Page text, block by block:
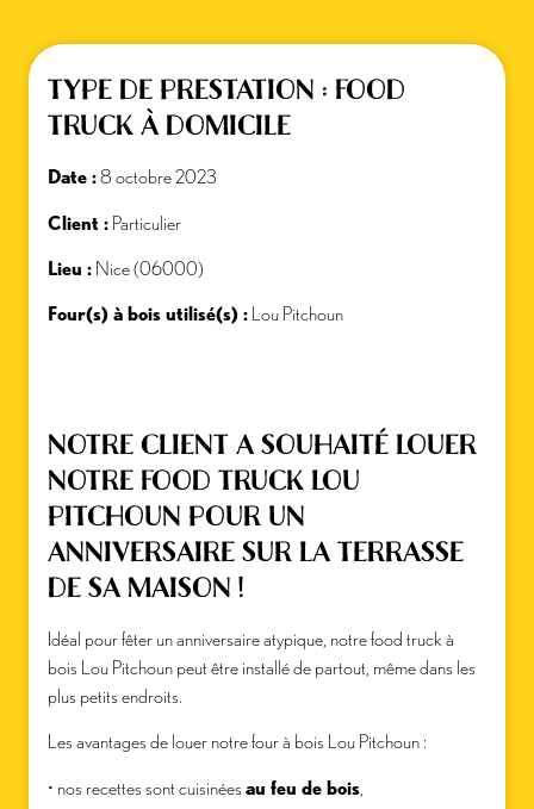
TYPE DE PRESTATION : FOOD
TRUCK À DOMICILE
Date :8 octobre 2023
Client : Particulier
Lieu : Nice (06000)
Four(s) à bois utilisé(s) : Lou Pitchoun
NOTRE CLIENT A SOUHAITÉ LOUER
NOTRE FOOD TRUCK LOU
PITCHOUN POUR UN
ANNIVERSAIRE SUR LA TERRASSE
DE SA MAISON !
Idéal pour fêter un anniversaire atypique, notre food truck à
bois Lou Pitchoun peut être installé de partout, même dans les
plus petits endroits.
Les avantages de louer notre four à bois Lou Pitchoun :
• nos recettes sont cuisinées au feu de bois